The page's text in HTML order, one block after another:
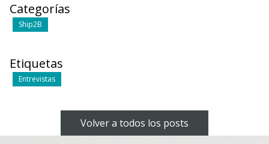
Categorías
Ship2B
Etiquetas
Entrevistas
Volver a todos los posts